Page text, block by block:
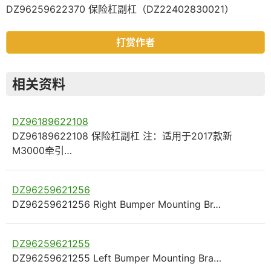
DZ96259622370 保险杠副杠（DZ22402830021）
打赏作者
相关资料
DZ96189622108
DZ96189622108 保险杠副杠 注：适用于2017款新
M3000牵引…
DZ96259621256
DZ96259621256 Right Bumper Mounting Br…
DZ96259621255
DZ96259621255 Left Bumper Mounting Bra…